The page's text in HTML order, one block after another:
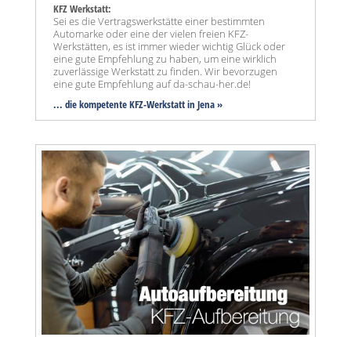
KFZ Werkstatt:
Sei es die Vertragswerkstätte einer bestimmten
Automarke oder eine der vielen freien KFZ-
Werkstätten, es ist immer wieder wichtig Glück oder
eine gute Empfehlung zu haben, um eine wirklich
zuverlässige Werkstatt zu finden. Wir bevorzugen
eine gute Empfehlung auf da-schau-her.de!
... die kompetente KFZ-Werkstatt in Jena »